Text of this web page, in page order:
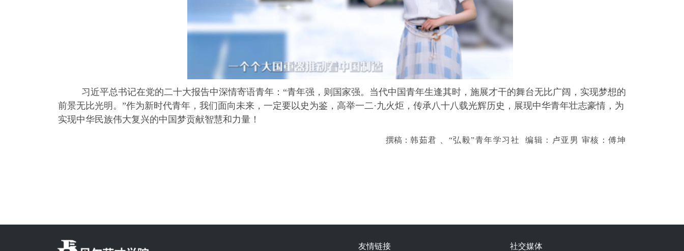
习近平总书记在党的二十大报告中深情寄语青年：“青年强，则国家强。当代中国青年生逢其时，施展才干的舞台无比广阔，实现梦想的
前景无比光明。”作为新时代青年，我们面向未来，一定要以史为鉴，高举一二·九火炬，传承八十八载光辉历史，展现中华青年壮志豪情，为
实现中华民族伟大复兴的中国梦贡献智慧和力量！
撰稿： 韩茹君 、“弘毅”青年学习社 编辑：卢亚男 审核：傅坤
友情链接 社交媒体